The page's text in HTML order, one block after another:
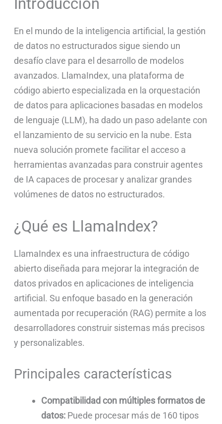
Introducción
En el mundo de la inteligencia artificial, la gestión
de datos no estructurados sigue siendo un
desafío clave para el desarrollo de modelos
avanzados. LlamaIndex, una plataforma de
código abierto especializada en la orquestación
de datos para aplicaciones basadas en modelos
de lenguaje (LLM), ha dado un paso adelante con
el lanzamiento de su servicio en la nube. Esta
nueva solución promete facilitar el acceso a
herramientas avanzadas para construir agentes
de IA capaces de procesar y analizar grandes
volúmenes de datos no estructurados.
¿Qué es LlamaIndex?
LlamaIndex es una infraestructura de código
abierto diseñada para mejorar la integración de
datos privados en aplicaciones de inteligencia
artificial. Su enfoque basado en la generación
aumentada por recuperación (RAG) permite a los
desarrolladores construir sistemas más precisos
y personalizables.
Principales características
Compatibilidad con múltiples formatos de
datos:Puede procesar más de 160 tipos